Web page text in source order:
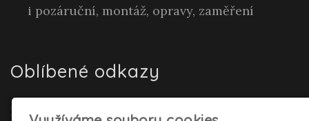
i pozáruční, montáž, opravy, zaměření
Oblíbené odkazy
Realitní makléř Gepard Renata Polívková